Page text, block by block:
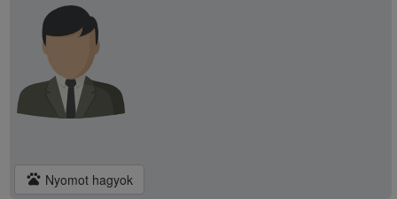
pets Nyomot hagyok